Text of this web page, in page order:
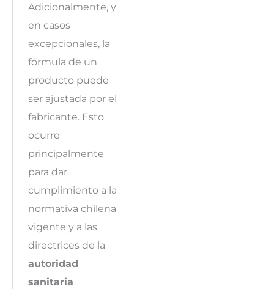
Adicionalmente, y
en casos
excepcionales, la
fórmula de un
producto puede
ser ajustada por el
fabricante. Esto
ocurre
principalmente
para dar
cumplimiento a la
normativa chilena
vigente y a las
directrices de la
autoridad
sanitaria